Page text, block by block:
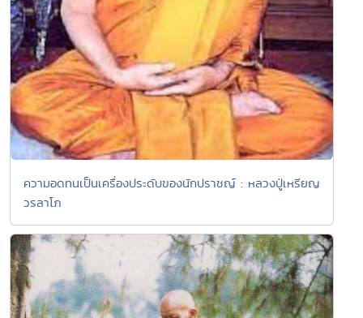
ความอดทนเป็นเครื่องประดับของนักปราชญ์ : หลวงปู่เหรียญ
วรลาโภ